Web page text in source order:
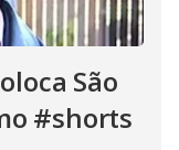
São
#shorts